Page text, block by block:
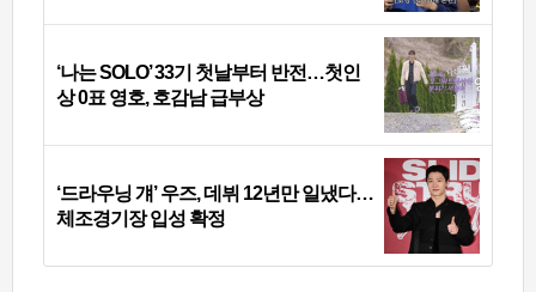
‘나는 SOLO’ 33기 첫날부터 반전…첫인
상 0표 영호, 호감남 급부상
‘드라우닝 걔’ 우즈, 데뷔 12년만 일냈다…
체조경기장 입성 확정